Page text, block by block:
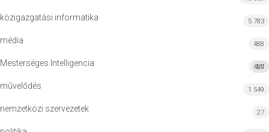
közigazgatási informatika 5 783
média 488
Mesterséges Intelligencia MI
427
művelődés 1 549
nemzetközi szervezetek 27